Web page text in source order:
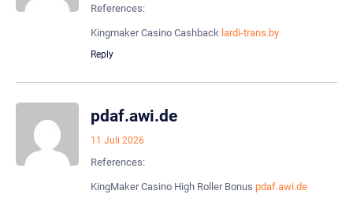
References:
Kingmaker Casino Cashback lardi-trans.by
Reply
pdaf.awi.de
11 Juli 2026
References:
KingMaker Casino High Roller Bonus pdaf.awi.de